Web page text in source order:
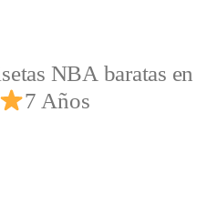
NBA baratas en
7 Años